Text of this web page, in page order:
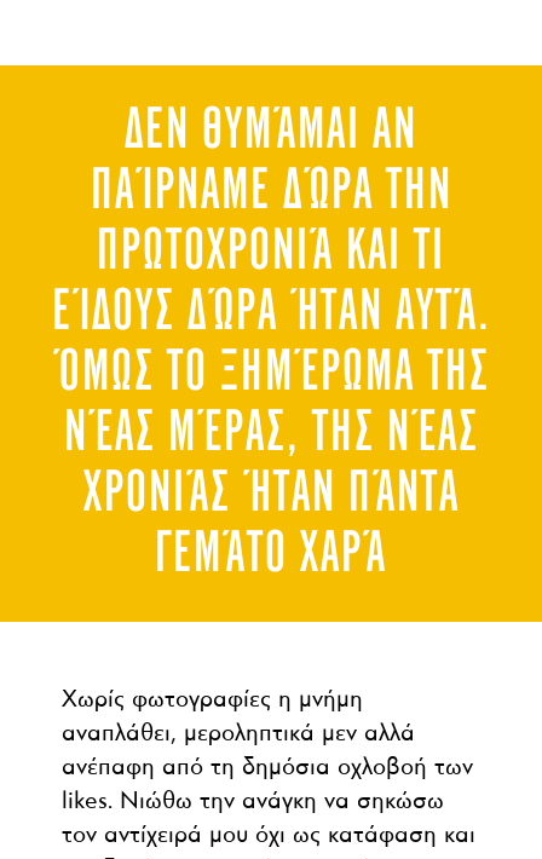
ΔΕΝ ΘΥΜΆΜΑΙ ΑΝ
ΠΑΊΡΝΑΜΕ ΔΏΡΑ ΤΗΝ
ΠΡΩΤΟΧΡΟΝΙΆ ΚΑΙ ΤΙ
ΕΊΔΟΥΣ ΔΏΡΑ ΉΤΑΝ ΑΥΤΆ.
ΌΜΩΣ ΤΟ ΞΗΜΈΡΩΜΑ ΤΗΣ
ΝΈΑΣ ΜΈΡΑΣ, ΤΗΣ ΝΈΑΣ
ΧΡΟΝΙΆΣ ΉΤΑΝ ΠΆΝΤΑ
ΓΕΜΆΤΟ ΧΑΡΆ
Χωρίς φωτογραφίες η μνήμη
αναπλάθει, μεροληπτικά μεν αλλά
ανέπαφη από τη δημόσια οχλοβοή των
likes. Νιώθω την ανάγκη να σηκώσω
τον αντίχειρά μου όχι ως κατάφαση και